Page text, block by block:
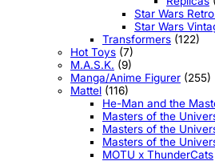
Star Wars
Star Wars
Transformers (122)
Hot Toys (7)
M.A.S.K. (9)
Manga/Anime Figurer (255)
Mattel (116)
He-Man and the
Masters of the
Masters of the
Masters of the
MOTU x ThunderCats